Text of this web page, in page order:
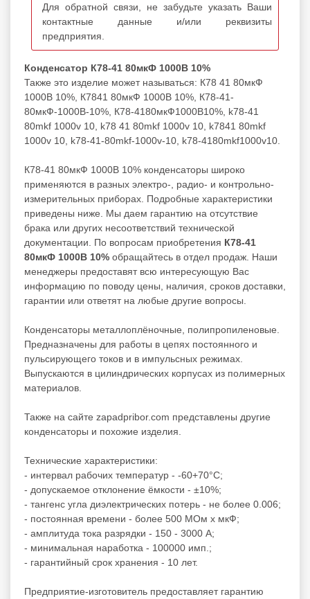
Для обратной связи, не забудьте указать Ваши
контактные данные и/или реквизиты
предприятия.
Конденсатор К78-41 80мкФ 1000В 10%
Также это изделие может называться: К78 41 80мкФ
1000В 10%, К7841 80мкФ 1000В 10%, К78-41-
80мкФ-1000В-10%, К78-4180мкФ1000В10%, k78-41
80mkf 1000v 10, k78 41 80mkf 1000v 10, k7841 80mkf
1000v 10, k78-41-80mkf-1000v-10, k78-4180mkf1000v10.
К78-41 80мкФ 1000В 10% конденсаторы широко
применяются в разных электро-, радио- и контрольно-
измерительных приборах. Подробные характеристики
приведены ниже. Мы даем гарантию на отсутствие
брака или других несоответствий технической
документации. По вопросам приобретения К78-41
80мкФ 1000В 10% обращайтесь в отдел продаж. Наши
менеджеры предоставят всю интересующую Вас
информацию по поводу цены, наличия, сроков доставки,
гарантии или ответят на любые другие вопросы.
Конденсаторы металлоплёночные, полипропиленовые.
Предназначены для работы в цепях постоянного и
пульсирующего токов и в импульсных режимах.
Выпускаются в цилиндрических корпусах из полимерных
материалов.
Также на сайте zapadpribor.com представлены другие
конденсаторы и похожие изделия.
Технические характеристики:
- интервал рабочих температур - -60+70°C;
- допускаемое отклонение ёмкости - ±10%;
- тангенс угла диэлектрических потерь - не более 0.006;
- постоянная времени - более 500 МОм х мкФ;
- амплитуда тока разрядки - 150 - 3000 А;
- минимальная наработка - 100000 имп.;
- гарантийный срок хранения - 10 лет.
Предприятие-изготовитель предоставляет гарантию